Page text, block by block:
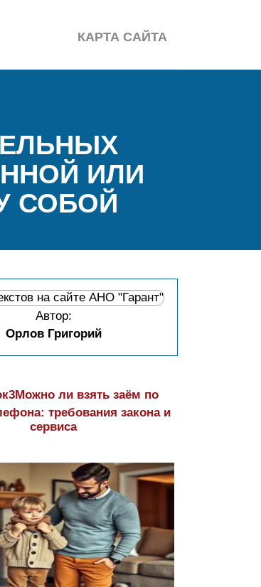
КАРТА САЙТА
ИЛИ
СОБОЙ
Автор:
Орлов Григорий
Можно ли взять заём по
требования закона и
сервиса